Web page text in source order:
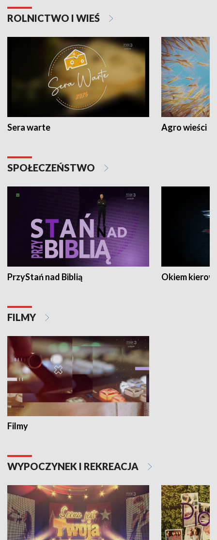
ROLNICTWO I WIEŚ
Sera warte Agro wieści
SPOŁECZEŃSTWO
PrzyStań nad Biblią Okiem
FILMY
Filmy
WYPOCZYNEK I REKREACJA